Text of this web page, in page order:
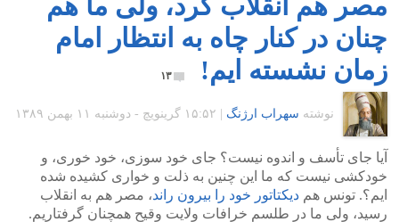
چنان در کنار چاه به انتظار امام
زمان نشسته ایم!
۱۳
نوشته سهراب ارژنگ ۱۵:۵۲ گرينويچ - دوشنبه ۱۱ بهمن ۱۳۸۹
آیا جای تأسف و اندوه نیست؟ جای خود سوزی، خود خوری، و
خودکشی نیست که ما این چنین به ذلت و خواری کشیده شده
ایم؟. تونس هم دیکتاتور خود را بیرون راند، مصر هم به انقلاب
رسید، ولی ما در طلسم خرافات ولایت وقیح همچنان گرفتاریم.